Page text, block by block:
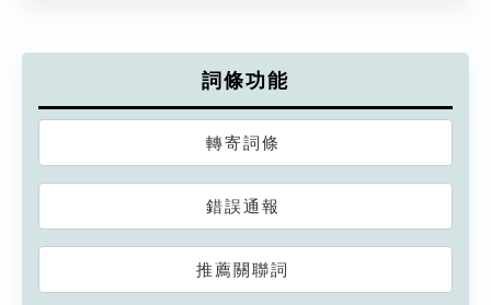
詞條功能
轉寄詞條
錯誤通報
推薦關聯詞